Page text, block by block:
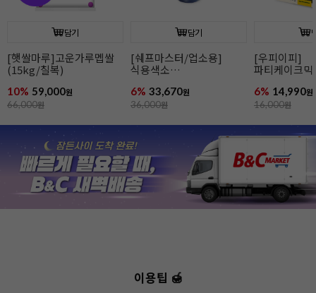
담기
[우피이피]
파티케이크믹스(바나나)
6% 14,990원
16,000원
담기
파티케이크믹스(북어/
고구마)
6% 14,990원
16,000원
[햇쌀마루]고
(15kg/칠복)
10% 59,000
66,000원
이용팁 🍯